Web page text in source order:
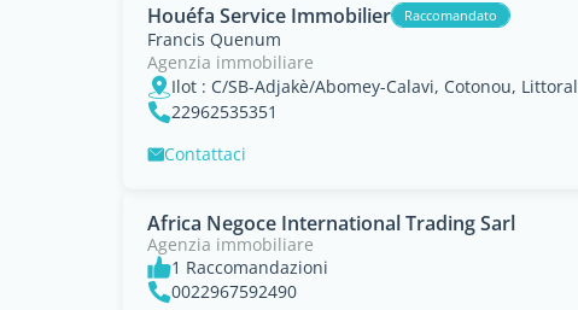
Houéfa Service Immobilier Raccomandato
Francis Quenum
Agenzia immobiliare
Ilot : C/SB-Adjakè/Abomey-Calavi, Cotonou, Littoral
22962535351
Contattaci
Africa Negoce International Trading Sarl
Agenzia immobiliare
1 Raccomandazioni
0022967592490